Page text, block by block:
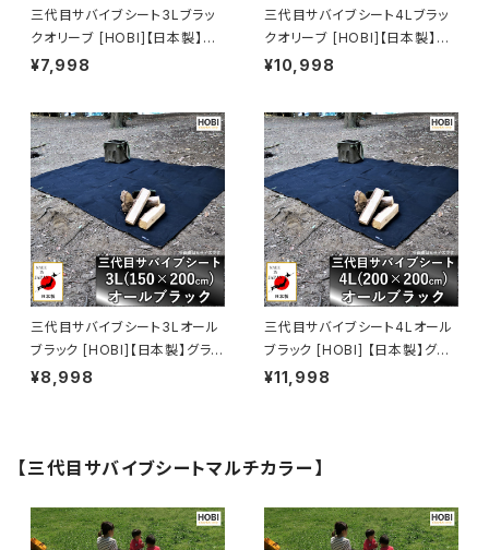
三代目サバイブシート3Lブラッ
クオリーブ [HOBI]【日本製】グ
ランドシート 極軽上質帆布 撥水
テントシート タープ 陣幕 キャン
プ 焚火 風避け アウトドア レジ
ャーシート マット 軍幕 [MADE I
N JAPAN]
¥7,998
三代目サバイブシート4Lブラッ
クオリーブ [HOBI]【日本製】グ
ランドシート 極軽上質帆布 撥水
テントシート タープ 陣幕 キャン
プ 焚火 風避け アウトドア レジ
ャーシート マット 軍幕 [MADE I
N JAPAN]
¥10,998
三代目サバイブシート3Lオール
ブラック [HOBI]【日本製】グラン
ドシート 極軽上質帆布 撥水パラ
レジャー マット 軍幕 黒 [MADE
¥8,998
三代目サバイブシート4Lオール
ブラック [HOBI] 【日本製】グラ
ンドシート 極軽上質帆布 撥水
トドアレジャー マット 軍幕 黒
¥11,998
【三代目サバイブシートマルチカラー】